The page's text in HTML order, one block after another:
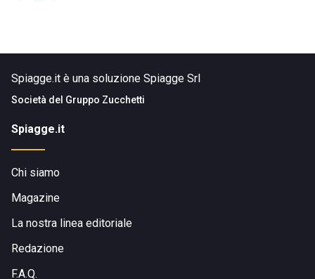
Spiagge.it è una soluzione Spiagge Srl
Società del Gruppo Zucchetti
Spiagge.it
Chi siamo
Magazine
La nostra linea editoriale
Redazione
F.A.Q.